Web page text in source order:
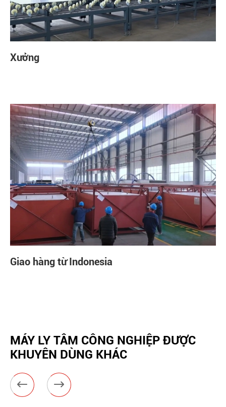
Xưởng
Giao hàng từ Indonesia
MÁY LY TÂM CÔNG NGHIỆP ĐƯỢC
KHUYÊN DÙNG KHÁC
 